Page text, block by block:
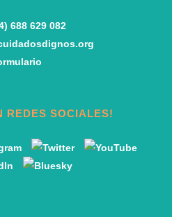
688 629 082
REDES SOCIALES!